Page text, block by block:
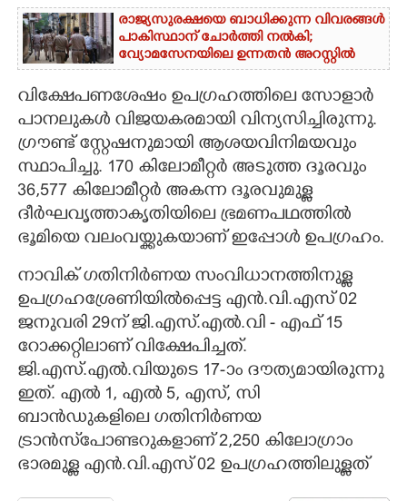
രാജ്യസുരക്ഷയെ ബാധിക്കുന്ന വിവരങ്ങൾ
പാകിസ്ഥാന് ചോ‌ർത്തി നൽകി;
വ്യോമസേനയിലെ ഉന്നതൻ അറസ്റ്റിൽ
വിക്ഷേപണശേഷം ഉപഗ്രഹത്തിലെ സോളാർ
പാനലുകൾ വിജയകരമായി വിന്യസിച്ചിരുന്നു.
ഗ്രൗണ്ട് സ്റ്റേഷനുമായി ആശയവിനിമയവും
സ്ഥാപിച്ചു. 170 കിലോമീ​റ്റർ അടുത്ത ദൂരവും
36,577 കിലോമീ​റ്റർ അകന്ന ദൂരവുമുള്ള
ദീർഘവൃത്താകൃതിയിലെ ഭ്രമണപഥത്തിൽ
ഭൂമിയെ വലംവയ്ക്കുകയാണ് ഇപ്പോൾ ഉപഗ്രഹം.
നാവിക് ഗതിനിർണയ സംവിധാനത്തിനുള്ള
ഉപഗ്രഹശ്രേണിയിൽപ്പെട്ട എൻ.വി.എസ് 02
ജനുവരി 29ന് ജി.എസ്.എൽ.വി - എഫ് 15
റോക്കറ്റിലാണ് വിക്ഷേപിച്ചത്.
ജി.എസ്.എൽ.വിയുടെ 17-ാം ദൗത്യമായിരുന്നു
ഇത്. എൽ 1, എൽ 5, എസ്, സി
ബാൻഡുകളിലെ ഗതിനിർണയ
ട്രാൻ‌സ്‌പോണ്ടറുകളാണ് 2,250 കിലോഗ്രാം
ഭാരമുള്ള എൻ.വി.എസ് 02 ഉപഗ്രഹത്തിലുള്ളത്